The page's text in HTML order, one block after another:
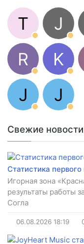
T J
R
K
J
J
Свежие новости
Статистика
Игорная зона
результаты работы
Согла
06.08.2026 18:19